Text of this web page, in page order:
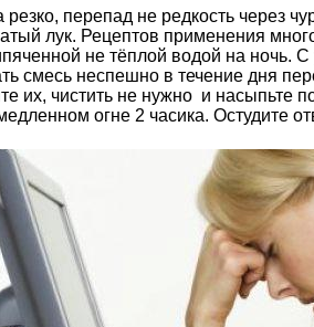
перепад не редкость через
лук. Рецептов применения
не тёплой водой на ночь.
смесь неспешно в течение дня
их, чистить не нужно и
огне 2 часика. Остудите